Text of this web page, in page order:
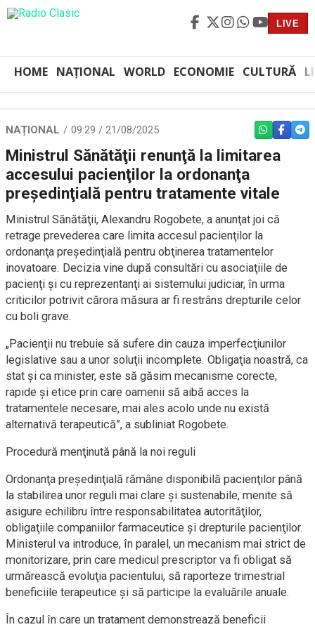
LIVE
HOME NAȚIONAL WORLD ECONOMIE CULTURĂ
NAȚIONAL 09:29 / 21/08/2025 WHATSAPP
Ministrul Sănătăţii renunţă la limitarea
accesului pacienţilor la ordonanţa
preşedinţială pentru tratamente vitale
Ministrul Sănătăţii, Alexandru Rogobete, a anunţat joi că
retrage prevederea care limita accesul pacienţilor la
ordonanţa preşedinţială pentru obţinerea tratamentelor
inovatoare. Decizia vine după consultări cu asociaţiile de
pacienţi şi cu reprezentanţi ai sistemului judiciar, în urma
criticilor potrivit cărora măsura ar fi restrâns drepturile celor
cu boli grave.
„Pacienţii nu trebuie să sufere din cauza imperfecţiunilor
legislative sau a unor soluţii incomplete. Obligaţia noastră, ca
stat şi ca minister, este să găsim mecanisme corecte,
rapide şi etice prin care oamenii să aibă acces la
tratamentele necesare, mai ales acolo unde nu există
alternativă terapeutică”, a subliniat Rogobete.
Procedură menţinută până la noi reguli
Ordonanţa preşedinţială rămâne disponibilă pacienţilor până
la stabilirea unor reguli mai clare şi sustenabile, menite să
asigure echilibru între responsabilitatea autorităţilor,
obligaţiile companiilor farmaceutice şi drepturile pacienţilor.
Ministerul va introduce, în paralel, un mecanism mai strict de
monitorizare, prin care medicul prescriptor va fi obligat să
urmărească evoluţia pacientului, să raporteze trimestrial
beneficiile terapeutice şi să participe la evaluările anuale.
În cazul în care un tratament demonstrează beneficii